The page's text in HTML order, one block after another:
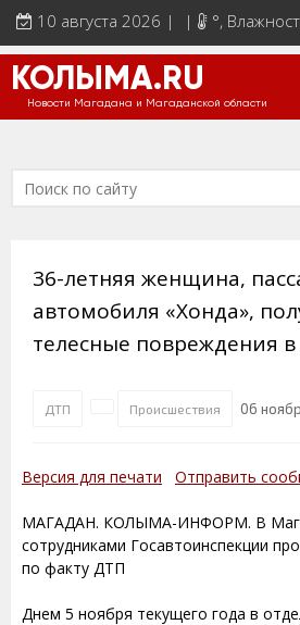
10 августа 2026 | | °,
КОЛЫМА.RU
Новости Магадана и Магаданской области
36-летняя женщина,
автомобиля «Хонда»,
телесные повреждения
ДТП Происшествия 06
Версия для печати Отправить
МАГАДАН. КОЛЫМА-ИНФОРМ. В
сотрудниками Госавтоинспекции
по факту ДТП
Днем 5 ноября текущего года в